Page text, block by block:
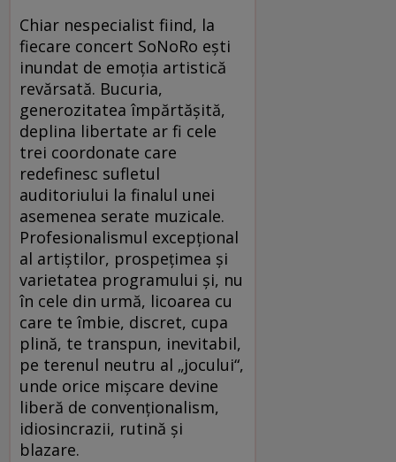
Chiar nespecialist fiind, la
fiecare concert SoNoRo eşti
inundat de emoţia artistică
revărsată. Bucuria,
generozitatea împărtăşită,
deplina libertate ar fi cele
trei coordonate care
redefinesc sufletul
auditoriului la finalul unei
asemenea serate muzicale.
Profesionalismul excepţional
al artiştilor, prospeţimea şi
varietatea programului şi, nu
în cele din urmă, licoarea cu
care te îmbie, discret, cupa
plină, te transpun, inevitabil,
pe terenul neutru al „jocului“,
unde orice mişcare devine
liberă de convenţionalism,
idiosincrazii, rutină şi
blazare.